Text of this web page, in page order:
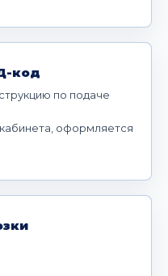
код
по подаче
оформляется